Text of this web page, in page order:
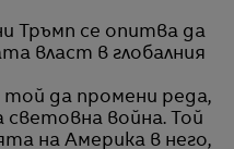
Тръмп се опитва да
власт в глобалния
да промени реда,
война. Той
на Америка в него,